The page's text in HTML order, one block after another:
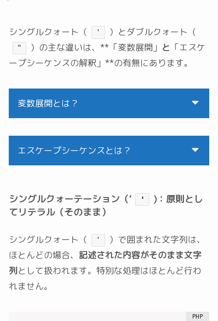
シングルクォート（ ' ）とダブルクォート（
" ）の主な違いは、**「変数展開」 と 「エスケ
ープシーケンスの解釈」**の有無にあります。
変数展開とは？
エスケープシーケンスとは？
シングルクォーテーション（’ '
)：原則とし
てリテラル（そのまま）
シングルクォート（ '
）で囲まれた文字列は、
ほとんどの場合、 記述された内容がそのまま文字
列として扱われます。特別な処理はほとんど行わ
れません。